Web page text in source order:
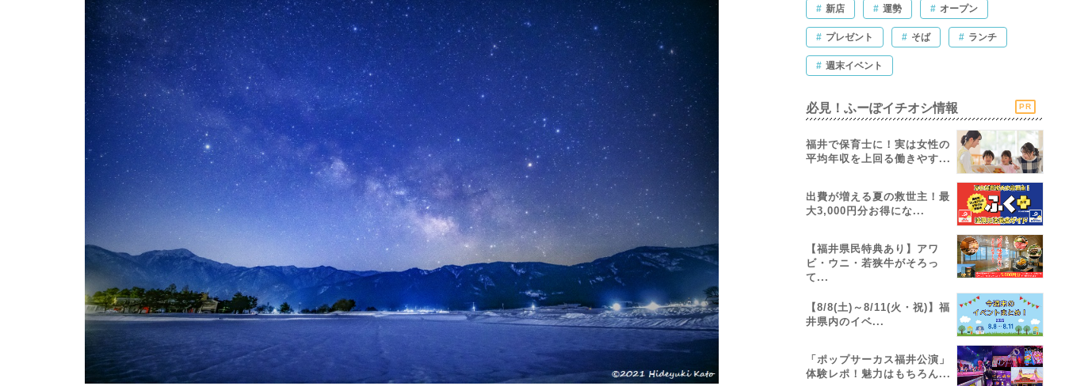
# 新店 # 運勢 # オープン
# プレゼント # そば # ランチ
# 週末イベント
必見！ふーぽイチオシ情報 PR
福井で保育士に！実は女性の
平均年収を上回る働きやす...
出費が増える夏の救世主！最
大3,000円分お得にな...
【福井県民特典あり】アワ
ビ・ウニ・若狭牛がそろっ
て...
【8/8(土)～8/11(火・祝)】福
井県内のイベ...
「ポップサーカス福井公演」
体験レポ！魅力はもちろん...